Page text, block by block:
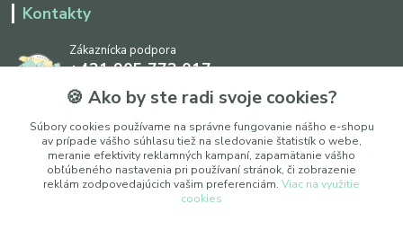
Kontakty
Zákaznícka podpora
+421 905 773 017
(Po-Pia, 8:30 - 17:00, So: 9:00 - 12:00)
info@ipapier.sk
🍪 Ako by ste radi svoje cookies?
Súbory cookies používame na správne fungovanie nášho e-shopu
av prípade vášho súhlasu tiež na sledovanie štatistík o webe,
meranie efektivity reklamných kampaní, zapamätanie vášho
obľúbeného nastavenia pri používaní stránok, či zobrazenie
reklám zodpovedajúcich vašim preferenciám. Viac na využitie
cookies